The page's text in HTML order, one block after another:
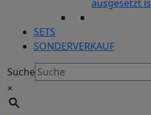
ausgesetzt
SETS
SONDERVERKAUF
Suche
×